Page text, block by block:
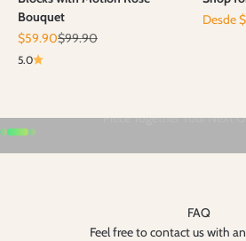
Bouquet
Precio de oferta
$59.90Precio normal
$99.90
5.0
Precio
Desde
Ir al artículo 1
Ir al artículo 2
Ir al artículo 3
FAQ
Feel free to contact us with